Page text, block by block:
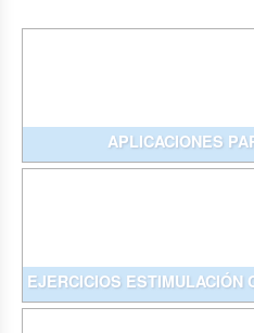
APLICACIONES
EJERCICIOS ESTIMULACIÓN